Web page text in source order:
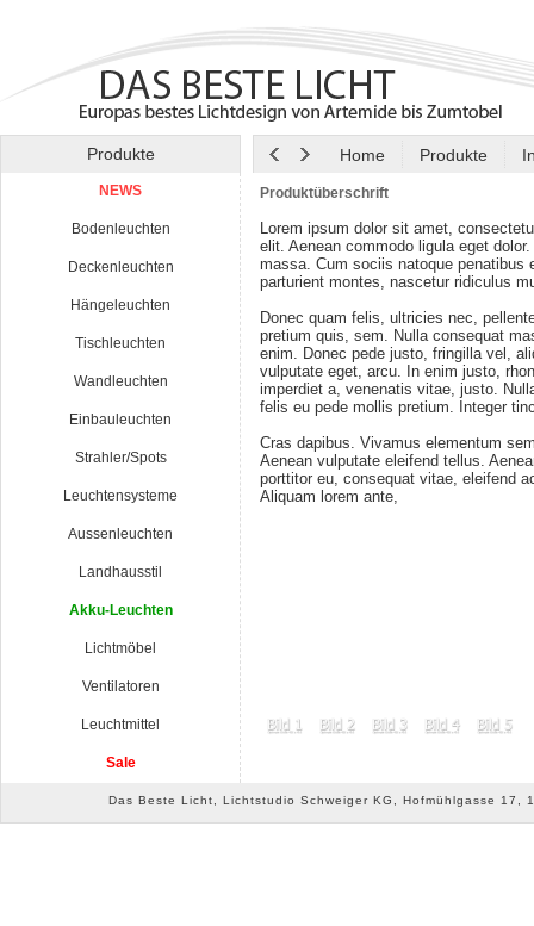
Produkte Home Produkte
NEWS
Bodenleuchten
Deckenleuchten
Hängeleuchten
Tischleuchten
Wandleuchten
Einbauleuchten
Strahler/Spots
Leuchtensysteme
Aussenleuchten
Landhausstil
Akku-Leuchten
Lichtmöbel
Ventilatoren
Leuchtmittel
Sale
Produktüberschrift
Lorem ipsum dolor sit amet,
elit. Aenean commodo ligula eget dolor.
massa. Cum sociis natoque penatibus
parturient montes, nascetur ridiculus
Donec quam felis, ultricies nec,
pretium quis, sem. Nulla consequat
enim. Donec pede justo, fringilla vel,
vulputate eget, arcu. In enim justo,
imperdiet a, venenatis vitae, justo.
felis eu pede mollis pretium. Integer
Cras dapibus. Vivamus elementum
Aenean vulputate eleifend tellus.
porttitor eu, consequat vitae, eleifend
Aliquam lorem ante,
Das Beste Licht, Lichtstudio Schweiger KG, Hofmühlgasse